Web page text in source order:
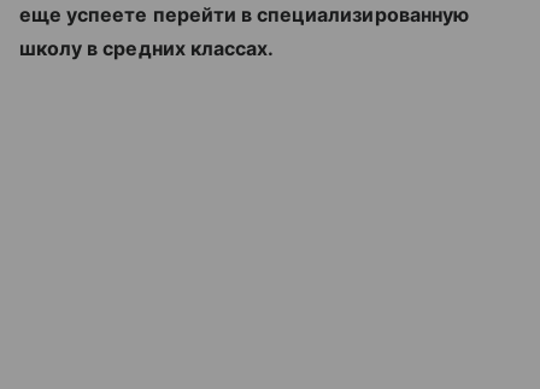
еще успеете перейти в специализированную
школу в средних классах.